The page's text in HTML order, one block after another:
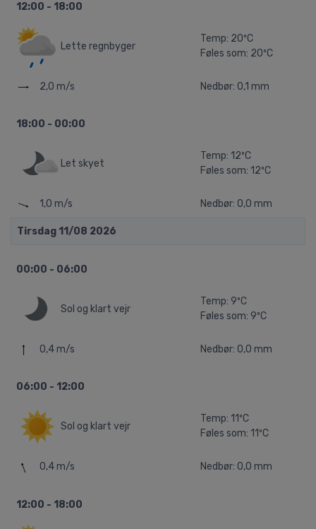
12:00 - 18:00
Lette regnbyger
Temp: 20ºC
Føles som: 20ºC
2,0 m/s Nedbør: 0,1 mm
18:00 - 00:00
Let skyet
Temp: 12ºC
Føles som: 12ºC
1,0 m/s Nedbør: 0,0 mm
Tirsdag 11/08 2026
00:00 - 06:00
Sol og klart vejr
Temp: 9ºC
Føles som: 9ºC
0,4 m/s Nedbør: 0,0 mm
06:00 - 12:00
Sol og klart vejr
Temp: 11ºC
Føles som: 11ºC
0,4 m/s Nedbør: 0,0 mm
12:00 - 18:00